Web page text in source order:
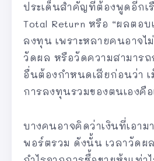
ประเด็นสำคัญที่ต้องพูดอีกเ
Total Return หรือ “ผลตอ
ลงทุน เพราะหลายคนอาจไม่
วัดผล หรือวัดความสามาร
อื่นต้องกำหนดเสียก่อนว่า
การลงทุนรวมของตนเองคื
บางคนอาจคิดว่าเงินที่เอา
พอร์ตรวม ดังนั้น เวลาวัดผ